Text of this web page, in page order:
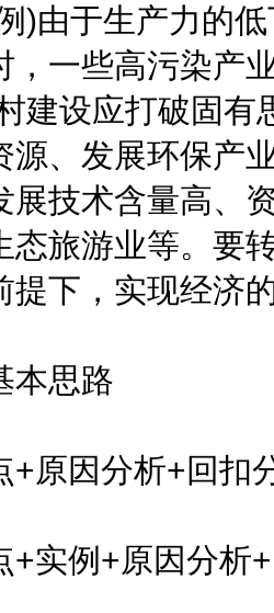
)由于生产力的
，一些高污染产
建设应打破固有
源、发展环保产
展技术含量高、
态旅游业等。要
提下，实现经济
思路
因分析+回扣
例+原因分析+